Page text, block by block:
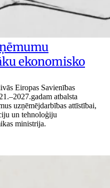
ekonomisko
Eiropas Savienības
atbalsta
uzņēmējdarbības attīstībai,
un tehnoloģiju
ministrija.